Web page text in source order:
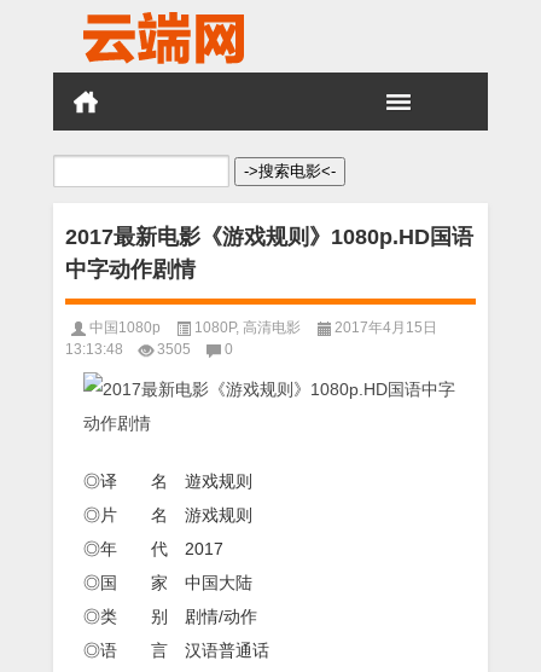
搜
2017最新电影《游戏规则》1080p.HD国语
中字动作剧情
中国1080p 1080P, 高清电影
2017年4月15日
13:13:48
3505 0
◎译 名 遊戏规则
◎片 名 游戏规则
◎年 代 2017
◎国 家 中国大陆
◎类 别 剧情/动作
◎语 言 汉语普通话